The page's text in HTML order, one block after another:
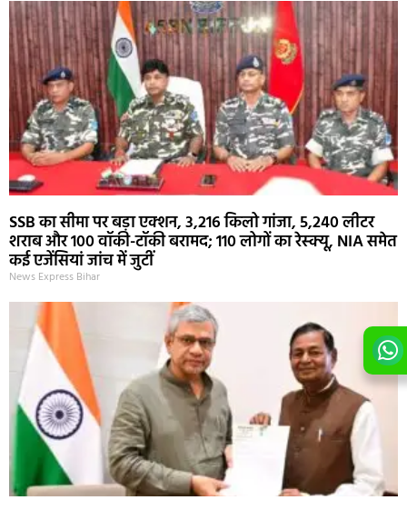
SSB का सीमा पर बड़ा एक्शन, 3,216 किलो गांजा, 5,240 लीटर
शराब और 100 वॉकी-टॉकी बरामद; 110 लोगों का रेस्क्यू, NIA समेत
कई एजेंसियां जांच में जुटीं
News Express Bihar